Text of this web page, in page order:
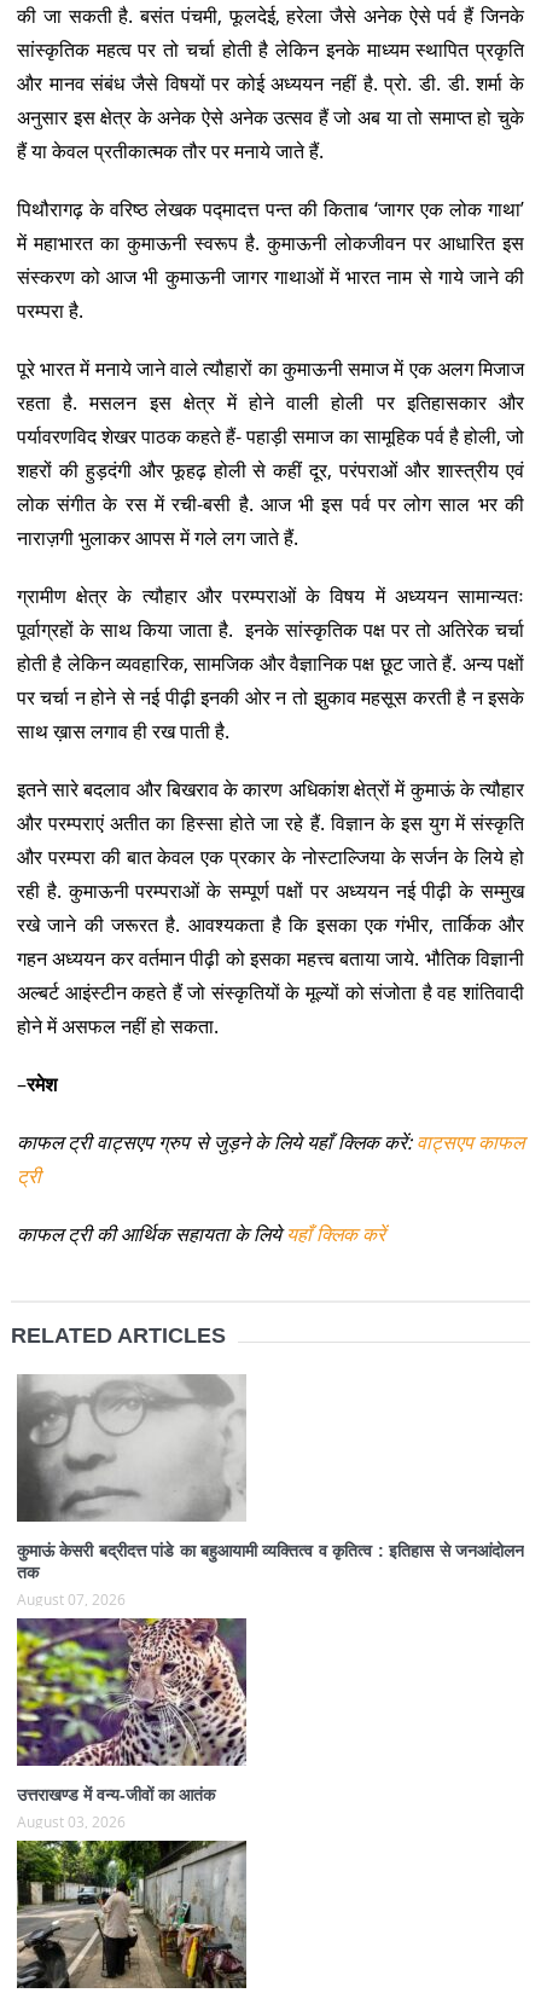
की जा सकती है. बसंत पंचमी, फूलदेई, हरेला जैसे अनेक ऐसे पर्व हैं जिनके
सांस्कृतिक महत्व पर तो चर्चा होती है लेकिन इनके माध्यम स्थापित प्रकृति
और मानव संबंध जैसे विषयों पर कोई अध्ययन नहीं है. प्रो. डी. डी. शर्मा के
अनुसार इस क्षेत्र के अनेक ऐसे अनेक उत्सव हैं जो अब या तो समाप्त हो चुके
हैं या केवल प्रतीकात्मक तौर पर मनाये जाते हैं.
पिथौरागढ़ के वरिष्ठ लेखक पद्मादत्त पन्त की किताब ‘जागर एक लोक गाथा’
में महाभारत का कुमाऊनी स्वरूप है. कुमाऊनी लोकजीवन पर आधारित इस
संस्करण को आज भी कुमाऊनी जागर गाथाओं में भारत नाम से गाये जाने की
परम्परा है.
पूरे भारत में मनाये जाने वाले त्यौहारों का कुमाऊनी समाज में एक अलग मिजाज
रहता है. मसलन इस क्षेत्र में होने वाली होली पर इतिहासकार और
पर्यावरणविद शेखर पाठक कहते हैं- पहाड़ी समाज का सामूहिक पर्व है होली, जो
शहरों की हुड़दंगी और फूहढ़ होली से कहीं दूर, परंपराओं और शास्‍त्रीय एवं
लोक संगीत के रस में रची-बसी है. आज भी इस पर्व पर लोग साल भर की
नाराज़गी भुलाकर आपस में गले लग जाते हैं.
ग्रामीण क्षेत्र के त्यौहार और परम्पराओं के विषय में अध्ययन सामान्यतः
पूर्वाग्रहों के साथ किया जाता है. इनके सांस्कृतिक पक्ष पर तो अतिरेक चर्चा
होती है लेकिन व्यवहारिक, सामजिक और वैज्ञानिक पक्ष छूट जाते हैं. अन्य पक्षों
पर चर्चा न होने से नई पीढ़ी इनकी ओर न तो झुकाव महसूस करती है न इसके
साथ ख़ास लगाव ही रख पाती है.
इतने सारे बदलाव और बिखराव के कारण अधिकांश क्षेत्रों में कुमाऊं के त्यौहार
और परम्पराएं अतीत का हिस्सा होते जा रहे हैं. विज्ञान के इस युग में संस्कृति
और परम्परा की बात केवल एक प्रकार के नोस्टाल्जिया के सर्जन के लिये हो
रही है. कुमाऊनी परम्पराओं के सम्पूर्ण पक्षों पर अध्ययन नई पीढ़ी के सम्मुख
रखे जाने की जरूरत है. आवश्यकता है कि इसका एक गंभीर, तार्किक और
गहन अध्ययन कर वर्तमान पीढ़ी को इसका महत्त्व बताया जाये. भौतिक विज्ञानी
अल्बर्ट आइंस्टीन कहते हैं जो संस्कृतियों के मूल्यों को संजोता है वह शांतिवादी
होने में असफल नहीं हो सकता.
–रमेश
काफल ट्री वाट्सएप ग्रुप से जुड़ने के लिये यहाँ क्लिक करें:वाट्सएप काफल
ट्री
काफल ट्री की आर्थिक सहायता के लियेयहाँ क्लिक करें
RELATED ARTICLES
कुमाऊं केसरी बद्रीदत्त पांडे का बहुआयामी व्यक्तित्व व कृतित्व : इतिहास से जनआंदोलन
तक
August 07, 2026
उत्तराखण्ड में वन्य-जीवों का आतंक
August 03, 2026